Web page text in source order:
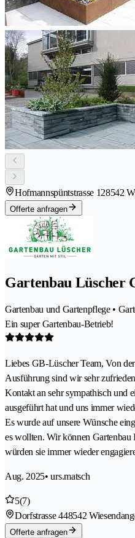
Hofmannspüntstrasse 128542
Offerte anfragen
Gartenbau Lüscher
Gartenbau und Gartenpflege •
Ein super Gartenbau-Betrieb!
Liebes GB-Lüscher Team, Von
Ausführung sind wir sehr
Kontakt an sehr sympathisch und
ausgeführt hat und uns immer
Es wurde auf unsere Wünsche
es wollten. Wir können Gartenbau
würden sie immer wieder
Aug. 2025• urs.matsch
5(7)
Dorfstrasse 448542
Offerte anfragen